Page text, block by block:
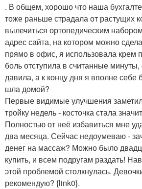
. В общем, хорошо что наша
тоже раньше страдала от растущих
вылечиться ортопедическим
адрес сайта, на котором можно
прямо в офис, я использовала крем
боль отступила в считанные
давила, а к концу дня я вполне себе
шла домой?
Первые видимые улучшения
тройку недель - косточка стала
Полностью от неё избавиться мне
два месяца. Сейчас недоумеваю -
денег на массаж? Можно было
купить, и всем подругам раздать!
этой проблемой столкнулась.
рекомендую? {link0}.